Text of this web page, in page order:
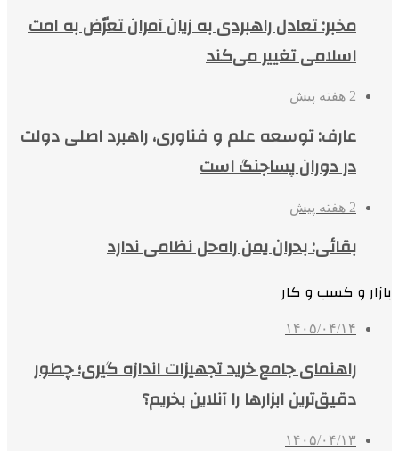
مخبر: تعادل راهبردی به زیان آمران تعرّض به امت
اسلامی تغییر می‌کند
2 هفته پیش
عارف: توسعه علم و فناوری، راهبرد اصلی دولت
در دوران پساجنگ است
2 هفته پیش
بقائی: بحران یمن راه‌حل نظامی ندارد
بازار و کسب و کار
۱۴۰۵/۰۴/۱۴
راهنمای جامع خرید تجهیزات اندازه گیری؛ چطور
دقیق‌ترین ابزارها را آنلاین بخریم؟
۱۴۰۵/۰۴/۱۳